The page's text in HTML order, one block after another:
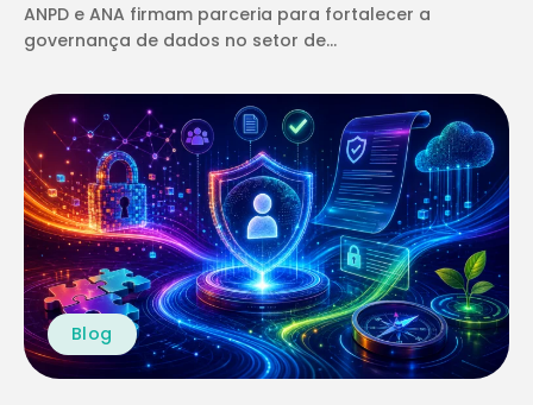
ANPD e ANA firmam parceria para fortalecer a
governança de dados no setor de...
Blog